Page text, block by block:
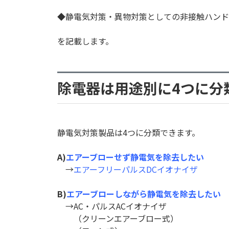
◆静電気対策・異物対策としての非接触ハン
を記載します。
除電器は用途別に4つに分
静電気対策製品は4つに分類できます。
A)エアーブローせず静電気を除去したい
→エアーフリーパルスDCイオナイザ
B)エアーブローしながら静電気を除去したい
→AC・パルスACイオナイザ
（クリーンエアーブロー式）